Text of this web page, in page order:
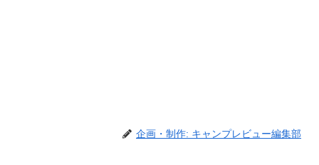
企画・制作: キャンプレビュー編集部